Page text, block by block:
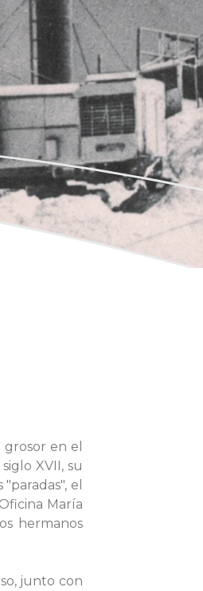
en el
XVII, su
el
María
hermanos
junto con